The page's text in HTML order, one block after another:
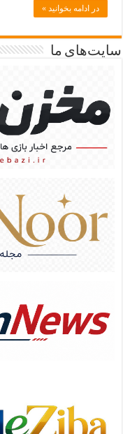
در ادامه بخوانید »
سایت‌های ما